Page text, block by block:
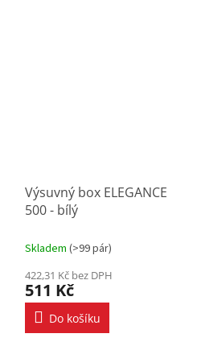
Výsuvný box ELEGANCE
500 - bílý
Skladem (>99 pár)
422,31 Kč bez DPH
511 Kč
Do košíku